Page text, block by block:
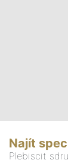
Najít
Plebiscit